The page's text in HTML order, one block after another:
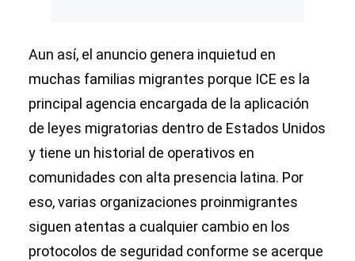
Aun así, el anuncio genera inquietud en
muchas familias migrantes porque ICE es la
principal agencia encargada de la aplicación
de leyes migratorias dentro de Estados Unidos
y tiene un historial de operativos en
comunidades con alta presencia latina. Por
eso, varias organizaciones proinmigrantes
siguen atentas a cualquier cambio en los
protocolos de seguridad conforme se acerque